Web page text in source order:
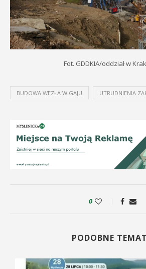
Fot. GDDKIA/oddział w
BUDOWA WEZŁA W GAJU UTRUDNIENIA
0
PODOBNE